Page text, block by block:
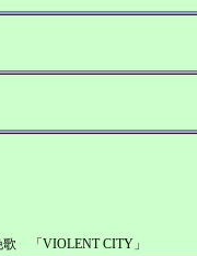
「VIOLENT CITY」